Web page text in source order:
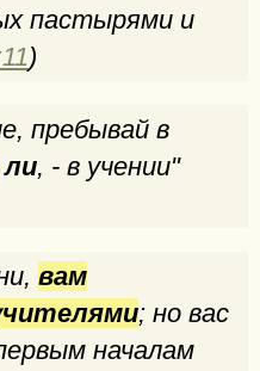
пастырями и
)
пребывай в
ли, - в учении"
вам
; но вас
началам